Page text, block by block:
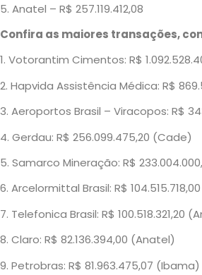
5. Anatel – R$ 257.119.412,08
Confira as maiores transações,
1. Votorantim Cimentos: R$
2. Hapvida Assistência Médica: R$
3. Aeroportos Brasil – Viracopos: R$
4. Gerdau: R$ 256.099.475,20 (Cade)
5. Samarco Mineração: R$
6. Arcelormittal Brasil: R$
7. Telefonica Brasil: R$ 100.518.321,20
8. Claro: R$ 82.136.394,00 (Anatel)
9. Petrobras: R$ 81.963.475,07 (Ibama)